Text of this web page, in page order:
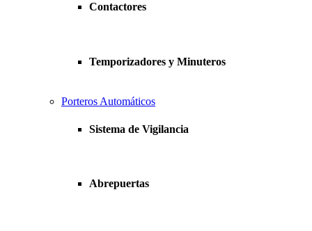
Contactores
Temporizadores y Minuteros
Porteros Automáticos
Sistema de Vigilancia
Abrepuertas